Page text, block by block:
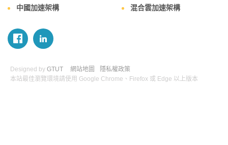
中國加速架構
混合雲加速架構
Designed by GTUT 網站地圖
隱私權政策
本站最佳瀏覽環境請使用 Google Chrome、Firefox 或 Edge 以上版本